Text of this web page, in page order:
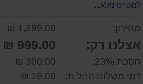
למפרט מלא...
מחירון: 1,299.00 ₪
אצלנו רק: 999.00 ₪
חסכת 23%:
300.00 ₪
דמי משלוח החל מ:
19.00 ₪